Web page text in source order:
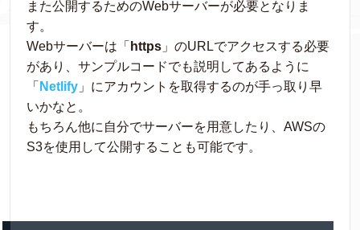
また公開するためのWebサーバーが必要となりま
す。
Webサーバーは「 https 」のURLでアクセスする必要
があり、サンプルコードでも説明してあるように
「 Netlify 」にアカウントを取得するのが手っ取り早
いかなと。
もちろん他に自分でサーバーを用意したり、AWSの
S3を使用して公開することも可能です。